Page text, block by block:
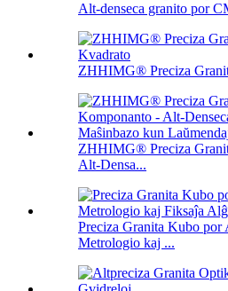
Alt-denseca granito por
ZHHIMG® Preciza
ZHHIMG® Preciza
Alt-Densa...
Preciza Granita Kubo por
Metrologio kaj ...